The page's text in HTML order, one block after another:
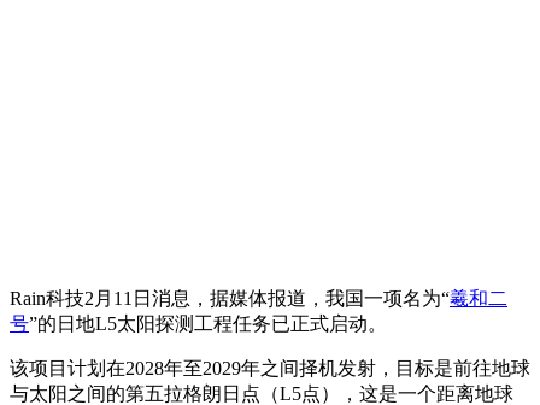
Rain科技2月11日消息，据媒体报道，我国一项名为“羲和二
号”的日地L5太阳探测工程任务已正式启动。
该项目计划在2028年至2029年之间择机发射，目标是前往地球
与太阳之间的第五拉格朗日点（L5点），这是一个距离地球